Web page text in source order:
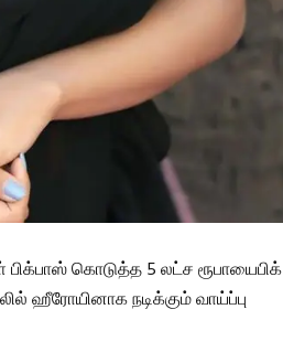
பிக்பாஸ் கொடுத்த 5 லட்ச ரூபாயைபிக்
ஹீரோயினாக நடிக்கும் வாய்ப்பு